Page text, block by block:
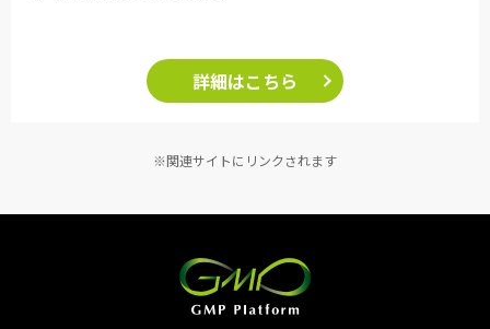
詳細はこちら
※関連サイトにリンクされます